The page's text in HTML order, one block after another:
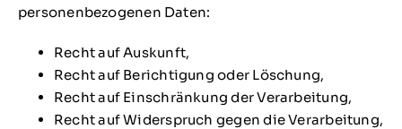
personenbezogenen Daten:
Recht auf Auskunft,
Recht auf Berichtigung oder Löschung,
Recht auf Einschränkung der Verarbeitung,
Recht auf Widerspruch gegen die Verarbeitung,